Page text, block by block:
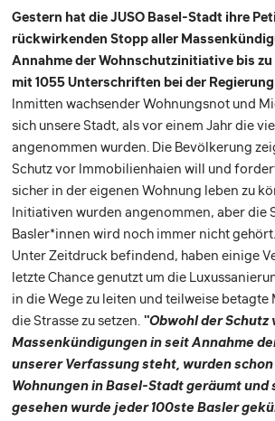
Gestern hat die JUSO Basel-Stadt ihre
rückwirkenden Stopp aller
Annahme der Wohnschutzinitiative bis zu
mit 1055 Unterschriften bei der
Inmitten wachsender Wohnungsnot und
sich unsere Stadt, als vor einem Jahr die
angenommen wurden. Die Bevölkerung
Schutz vor Immobilienhaien will und
sicher in der eigenen Wohnung leben zu
Initiativen wurden angenommen, aber die
Basler*innen wird noch immer nicht gehört.
Unter Zeitdruck befindend, haben einige
letzte Chance genutzt um die
in die Wege zu leiten und teilweise
die Strasse zu setzen. “Obwohl der Schutz
Massenkündigungen in seit Annahme
unserer Verfassung steht, wurden schon
Wohnungen in Basel-Stadt geräumt
gesehen wurde jeder 100ste Basler